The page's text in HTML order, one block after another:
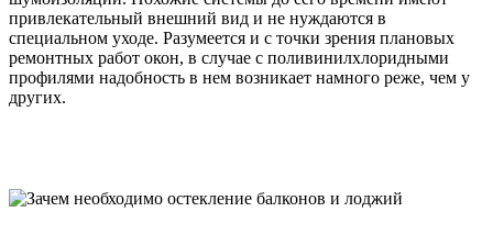
привлекательный внешний вид и не нуждаются в
специальном уходе. Разумеется и с точки зрения плановых
ремонтных работ окон, в случае с поливинилхлоридными
профилями надобность в нем возникает намного реже, чем у
других.